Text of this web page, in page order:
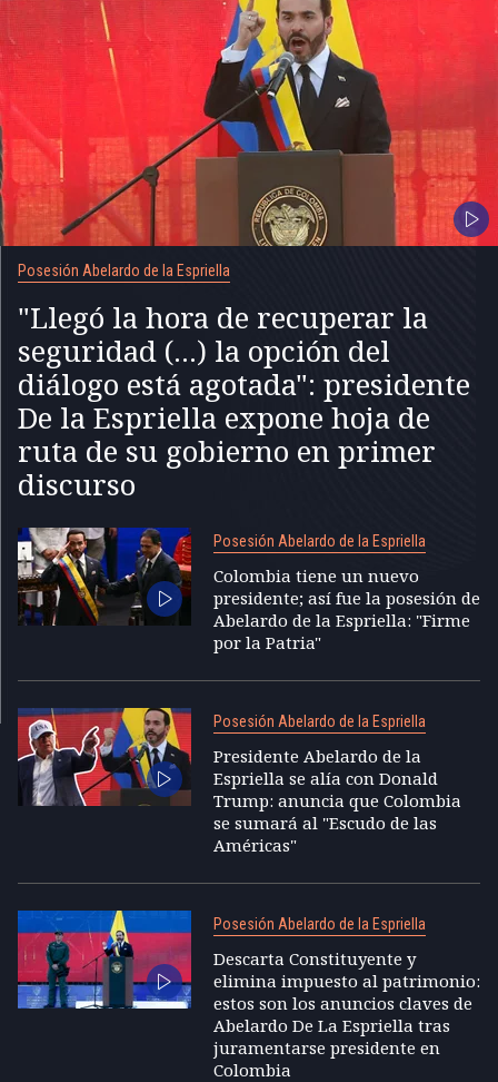
Posesión Abelardo de la Espriella
"Llegó la hora de recuperar la
seguridad (...) la opción del
diálogo está agotada": presidente
De la Espriella expone hoja de
ruta de su gobierno en primer
discurso
Posesión Abelardo de la Espriella
Colombia tiene un nuevo
presidente; así fue la posesión de
Abelardo de la Espriella: "Firme
por la Patria"
Posesión Abelardo de la Espriella
Presidente Abelardo de la
Espriella se alía con Donald
Trump: anuncia que Colombia
se sumará al "Escudo de las
Américas"
Posesión Abelardo de la Espriella
Descarta Constituyente y
elimina impuesto al patrimonio:
estos son los anuncios claves de
Abelardo De La Espriella tras
juramentarse presidente en
Colombia